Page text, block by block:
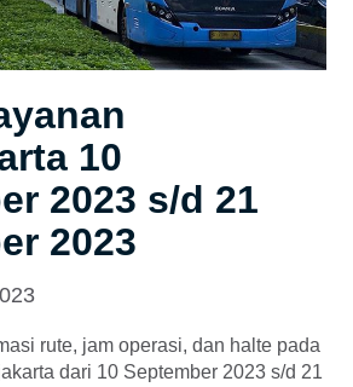
10
2023 s/d 21
2023
rute, jam operasi, dan halte pada
dari 10 September 2023 s/d 21